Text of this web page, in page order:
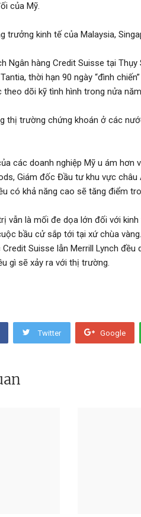
của Mỹ.
trưởng kinh tế của Malaysia,
Ngân hàng Credit Suisse tại
thời hạn 90 ngày “đình
dõi kỹ tình hình trong nửa
thị trường chứng khoán ở các
các doanh nghiệp Mỹ u ám
Giám đốc Đầu tư khu vực
có khả năng cao sẽ tăng điểm
vẫn là mối đe dọa lớn đối với
bầu cử sắp tới tại xứ chùa
Suisse lẫn Merrill Lynch
gì sẽ xảy ra với thị trường.
Twitter Google